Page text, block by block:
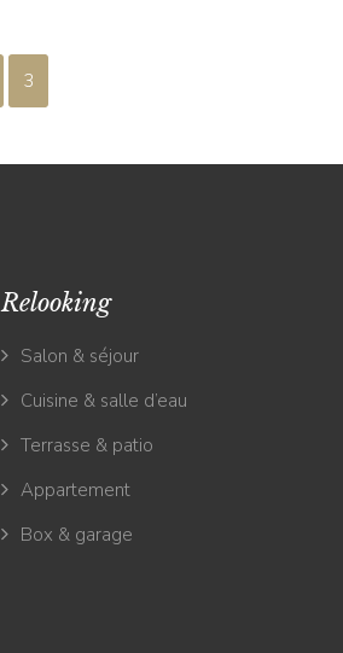
3
Relooking
Salon & séjour
Cuisine & salle d’eau
Terrasse & patio
Appartement
Box & garage